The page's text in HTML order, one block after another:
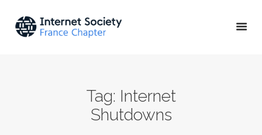
Tag: Internet
Shutdowns
ACTU & ÉVÉNEMENTS
MISSIONS & PROJETS
A PROPOS